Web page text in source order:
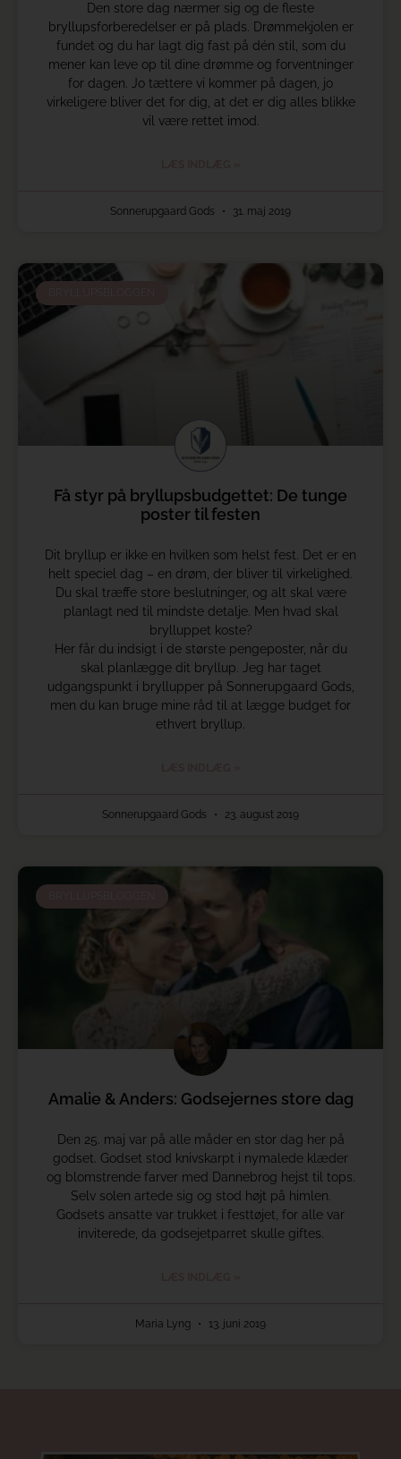
Den store dag nærmer sig og de fleste
bryllupsforberedelser er på plads. Drømmekjolen er
fundet og du har lagt dig fast på dén stil, som du
mener kan leve op til dine drømme og forventninger
for dagen. Jo tættere vi kommer på dagen, jo
virkeligere bliver det for dig, at det er dig alles blikke
vil være rettet imod.
Sonnerupgaard Gods 31. maj 2019
Få styr på bryllupsbudgettet: De tunge
poster til festen
Dit bryllup er ikke en hvilken som helst fest. Det er en
helt speciel dag – en drøm, der bliver til virkelighed.
Du skal træffe store beslutninger, og alt skal være
planlagt ned til mindste detalje. Men hvad skal
brylluppet koste?
Her får du indsigt i de største pengeposter, når du
skal planlægge dit bryllup. Jeg har taget
udgangspunkt i bryllupper på Sonnerupgaard Gods,
men du kan bruge mine råd til at lægge budget for
ethvert bryllup.
Sonnerupgaard Gods 23. august 2019
Amalie & Anders: Godsejernes store dag
Den 25. maj var på alle måder en stor dag her på
godset. Godset stod knivskarpt i nymalede klæder
og blomstrende farver med Dannebrog hejst til tops.
Selv solen artede sig og stod højt på himlen.
Godsets ansatte var trukket i festtøjet, for alle var
inviterede, da godsejetparret skulle giftes.
Maria Lyng 13. juni 2019